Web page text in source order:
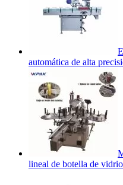
automática de alta
lineal de botella de